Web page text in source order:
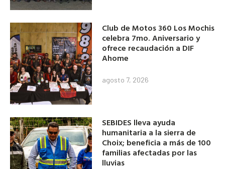
Club de Motos 360 Los Mochis
celebra 7mo. Aniversario y
ofrece recaudación a DIF
Ahome
agosto 7, 2026
SEBIDES lleva ayuda
humanitaria a la sierra de
Choix; beneficia a más de 100
familias afectadas por las
lluvias